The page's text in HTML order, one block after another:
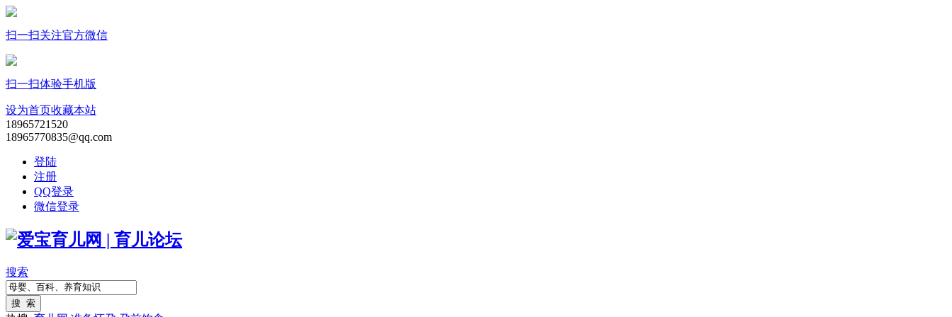
扫一扫关注官方微信
扫一扫体验手机版
设为首页收藏本站
18965721520
18965770835@qq.com
登陆
注册
QQ登录
微信登录
搜索
搜 索